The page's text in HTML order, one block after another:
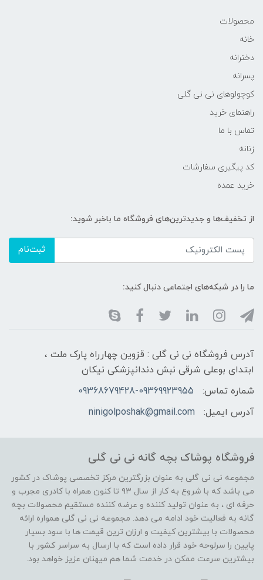
محصولات
خانه
دخترانه
پسرانه
کوچولوهای نی نی گلی
راهنمای خرید
تماس با ما
زنانه
کد پیگیری سفارشات
خرید عمده
از تخفیف‌ها و جدیدترین‌های فروشگاه ما باخبر شوید:
ثبت‌نام
ما را در شبکه‌های اجتماعی دنبال کنید:
آدرس فروشگاه نی نی گلی : قزوین چهارراه پارک ملت ،
ابتدای بوعلی شرقی نبش دندانپزشکی نیکان
شماره تماس:
09368679428-09369923955
آدرس ایمیل:
ninigolposhak@gmail.com
فروشگاه پوشاک بچه گانه نی نی گلی
مجموعه نی نی گلی به عنوان بزرگترین مرکز تخصصی پوشاک در کشور
می باشد که با شروع به کار از سال ۹۳ تا کنون همراه با کادری مجرب و
حرفه ای ، به عنوان تولید کننده و عرضه کننده مستقیم محصولات بچه
گانه به فعالیت خود ادامه می دهد. مجموعه نی نی گلی همواره ارائه
محصولات با بیشترین کیفیت و ارزان ترین قیمت ها با سود بسیار
پایین را سرلوحه خود قرار داده است که با ارسال به سراسر کشور با
بیشترین سرعت ممکن در خدمت شما هم میهنان عزیز خواهد بود.